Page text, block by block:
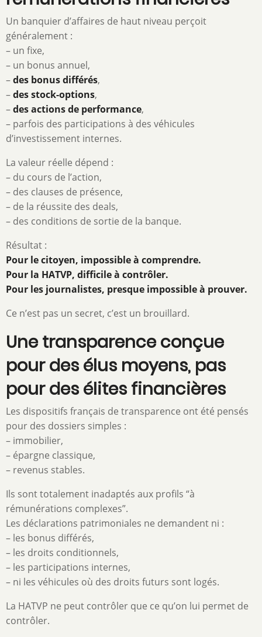
Un banquier d’affaires de haut niveau perçoit
généralement :
– un fixe,
– un bonus annuel,
–des bonus différés,
–des stock-options,
–des actions de performance,
– parfois des participations à des véhicules
d’investissement internes.
La valeur réelle dépend :
– du cours de l’action,
– des clauses de présence,
– de la réussite des deals,
– des conditions de sortie de la banque.
Résultat :
Pour le citoyen, impossible à comprendre.
Pour la HATVP, difficile à contrôler.
Pour les journalistes, presque impossible à prouver.
Ce n’est pas un secret, c’est un brouillard.
Une transparence conçue
pour des élus moyens, pas
pour des élites financières
Les dispositifs français de transparence ont été pensés
pour des dossiers simples :
– immobilier,
– épargne classique,
– revenus stables.
Ils sont totalement inadaptés aux profils “à
rémunérations complexes”.
Les déclarations patrimoniales ne demandent ni :
– les bonus différés,
– les droits conditionnels,
– les participations internes,
– ni les véhicules où des droits futurs sont logés.
La HATVP ne peut contrôler que ce qu’on lui permet de
contrôler.